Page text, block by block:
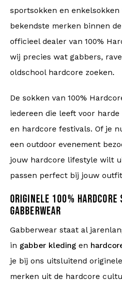
sportsokken en enkelsokken
bekendste merken binnen
officieel dealer van 100%
wij precies wat gabbers,
oldschool hardcore zoeken.
De sokken van 100%
iedereen die leeft voor
en hardcore festivals. Of je
een outdoor evenement
jouw hardcore lifestyle wilt
passen perfect bij jouw
ORIGINELE 100% HARDCORE
GABBERWEAR
Gabberwear staat al
in gabber kleding en
je bij ons uitsluitend
merken uit de hardcore